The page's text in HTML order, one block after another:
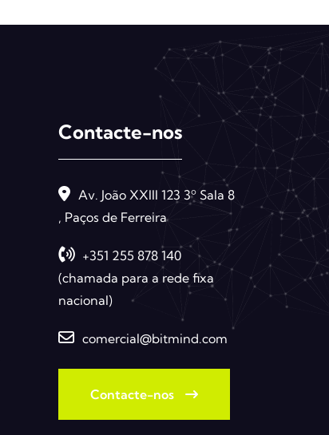
Contacte-nos
Av. João XXIII 123 3º Sala 8
, Paços de Ferreira
+351 255 878 140
(chamada para a rede fixa
nacional)
comercial@bitmind.com
Contacte-nos